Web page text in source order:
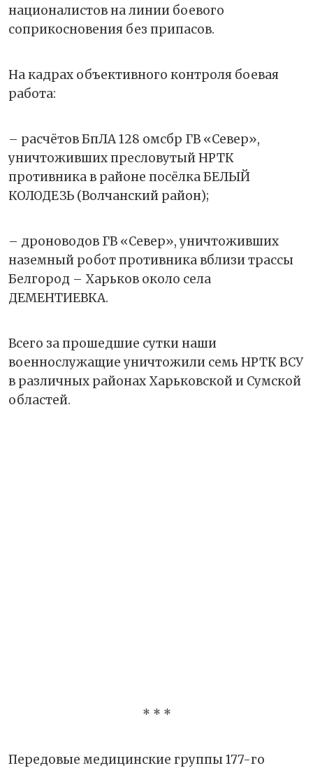
националистов на линии боевого
соприкосновения без припасов.
На кадрах объективного контроля боевая
работа:
– расчётов БпЛА 128 омсбр ГВ «Север»,
уничтоживших пресловутый НРТК
противника в районе посёлка БЕЛЫЙ
КОЛОДЕЗЬ (Волчанский район);
– дроноводов ГВ «Север», уничтоживших
наземный робот противника вблизи трассы
Белгород – Харьков около села
ДЕМЕНТИЕВКА.
Всего за прошедшие сутки наши
военнослужащие уничтожили семь НРТК ВСУ
в различных районах Харьковской и Сумской
областей.
* * *
Передовые медицинские группы 177-го